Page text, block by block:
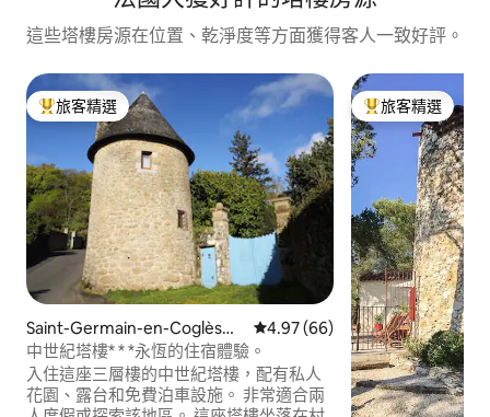
這些塔樓房源在位置、乾淨度等方面獲得客人一致好評。
旅客精選榜首
旅客精選
Saint-Germain-en-Coglès的
房源
從 66 則評價中獲得 4.97 的平均
4.97 (66)
中世紀塔樓* * *永恆的住宿體驗。
入住這座三層樓的中世紀塔樓，配有私人
花園、露台和免費泊車設施。 非常適合兩
旅客精選榜首
旅客精選